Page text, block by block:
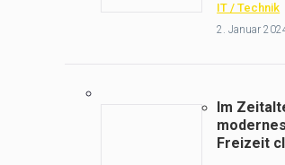
IT / Technik
2. Januar
Im
Freizeit